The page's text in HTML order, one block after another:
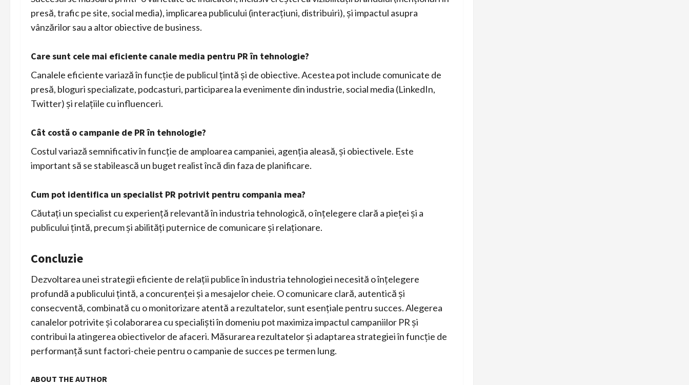
presă, trafic pe site, social media), implicarea publicului (interacțiuni, distribuiri), și impactul asupra
vânzărilor sau a altor obiective de business.
Care sunt cele mai eficiente canale media pentru PR în tehnologie?
Canalele eficiente variază în funcție de publicul țintă și de obiective. Acestea pot include comunicate de
presă, bloguri specializate, podcasturi, participarea la evenimente din industrie, social media (LinkedIn,
Twitter) și relațiile cu influenceri.
Cât costă o campanie de PR în tehnologie?
Costul variază semnificativ în funcție de amploarea campaniei, agenția aleasă, și obiectivele. Este
important să se stabilească un buget realist încă din faza de planificare.
Cum pot identifica un specialist PR potrivit pentru compania mea?
Căutați un specialist cu experiență relevantă în industria tehnologică, o înțelegere clară a pieței și a
publicului țintă, precum și abilități puternice de comunicare și relaționare.
Concluzie
Dezvoltarea unei strategii eficiente de relații publice în industria tehnologiei necesită o înțelegere
profundă a publicului țintă, a concurenței și a mesajelor cheie. O comunicare clară, autentică și
consecventă, combinată cu o monitorizare atentă a rezultatelor, sunt esențiale pentru succes. Alegerea
canalelor potrivite și colaborarea cu specialiști în domeniu pot maximiza impactul campaniilor PR și
contribui la atingerea obiectivelor de afaceri. Măsurarea rezultatelor și adaptarea strategiei în funcție de
performanță sunt factori-cheie pentru o campanie de succes pe termen lung.
ABOUT THE AUTHOR